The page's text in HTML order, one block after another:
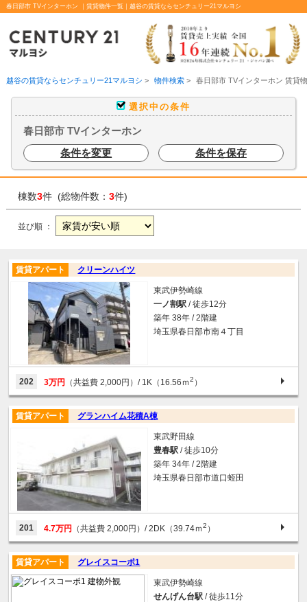
春日部市 TVインターホン ｜賃貸物件一覧｜越谷の賃貸ならセンチュリー21マルヨシ
越谷の賃貸ならセンチュリー21マルヨシ > 物件検索> 春日部市 TVインターホン 賃貸
選択中の条件
春日部市 TVインターホン
条件を変更
条件を保存
棟数3件 (総物件数：3件)
並び順 ：
クリーンハイツ
賃貸アパート
東武伊勢崎線
一ノ割駅 / 徒歩12分
築年 38年 / 2階建
埼玉県春日部市南４丁目
202 3万円 （共益費 2,000円）/ 1K（16.56ｍ2 ）
グランハイム花積A棟
賃貸アパート
東武野田線
豊春駅 / 徒歩10分
築年 34年 / 2階建
埼玉県春日部市道口蛭田
201 4.7万円 （共益費 2,000円）/ 2DK（39.74ｍ2 ）
グレイスコーポ1
賃貸アパート
東武伊勢崎線
せんげん台駅 / 徒歩11分